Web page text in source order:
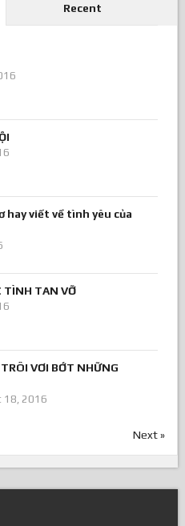
Recent
hay viết về tình yêu của
TÌNH TAN VỠ
VƠI BỚT NHỮNG
18, 2016
Next »